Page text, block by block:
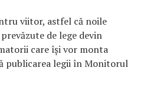
viitor, astfel că noile
de lege devin
care își vor monta
publicarea legii în Monitorul